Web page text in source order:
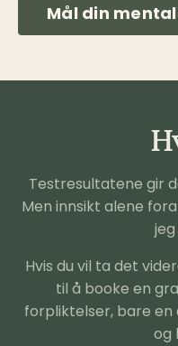
Mål din
Testresultatene gir
Men innsikt alene
Hvis du vil ta det
til å booke en
forpliktelser, bare
og